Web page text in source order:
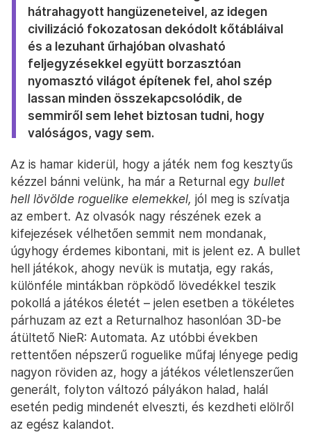
hátrahagyott hangüzeneteivel, az idegen
civilizáció fokozatosan dekódolt kőtábláival
és a lezuhant űrhajóban olvasható
feljegyzésekkel együtt borzasztóan
nyomasztó világot építenek fel, ahol szép
lassan minden összekapcsolódik, de
semmiről sem lehet biztosan tudni, hogy
valóságos, vagy sem.
Az is hamar kiderül, hogy a játék nem fog kesztyűs
kézzel bánni velünk, ha már a Returnal egy bullet
hell lövölde roguelike elemekkel, jól meg is szívatja
az embert. Az olvasók nagy részének ezek a
kifejezések vélhetően semmit nem mondanak,
úgyhogy érdemes kibontani, mit is jelent ez. A bullet
hell játékok, ahogy nevük is mutatja, egy rakás,
különféle mintákban röpködő lövedékkel teszik
pokollá a játékos életét – jelen esetben a tökéletes
párhuzam az ezt a Returnalhoz hasonlóan 3D-be
átültető NieR: Automata. Az utóbbi években
rettentően népszerű roguelike műfaj lényege pedig
nagyon röviden az, hogy a játékos véletlenszerűen
generált, folyton változó pályákon halad, halál
esetén pedig mindenét elveszti, és kezdheti elölről
az egész kalandot.